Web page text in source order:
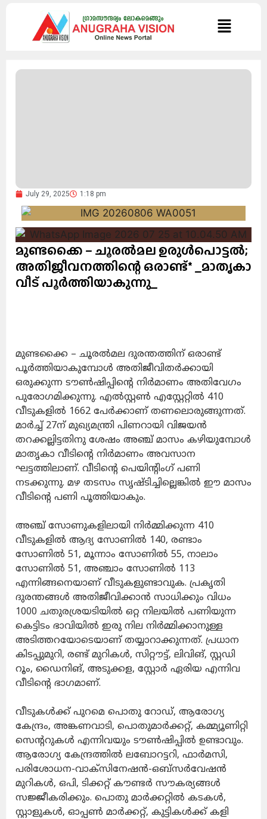
July 29, 2025 1:18 pm
മുണ്ടക്കൈ – ചൂരൽമല ഉരുൾപൊട്ടൽ;
അതിജീവനത്തിന്റെ ഒരാണ്ട്* _മാതൃകാ
വീട് പൂർത്തിയാകുന്നു_
മുണ്ടക്കൈ – ചൂരൽമല ദുരന്തത്തിന് ഒരാണ്ട്
പൂർത്തിയാകുമ്പോൾ അതിജീവിതർക്കായി
ഒരുക്കുന്ന ടൗൺഷിപ്പിന്റെ നിർമാണം അതിവേഗം
പുരോഗമിക്കുന്നു. എൽസ്റ്റൺ എസ്റ്റേറ്റിൽ 410
വീടുകളിൽ 1662 പേർക്കാണ് തണലൊരുങ്ങുന്നത്.
മാർച്ച് 27ന് മുഖ്യമന്ത്രി പിണറായി വിജയൻ
തറക്കല്ലിട്ടതിനു ശേഷം അഞ്ച് മാസം കഴിയുമ്പോൾ
മാതൃകാ വീടിന്റെ നിർമാണം അവസാന
ഘട്ടത്തിലാണ്. വീടിന്റെ പെയിന്റിംഗ് പണി
നടക്കുന്നു. മഴ തടസം സൃഷ്ടിച്ചില്ലെങ്കിൽ ഈ മാസം
വീടിന്റെ പണി പൂത്തിയാകും.
അഞ്ച് സോണുകളിലായി നിർമ്മിക്കുന്ന 410
വീടുകളിൽ ആദ്യ സോണിൽ 140, രണ്ടാം
സോണിൽ 51, മൂന്നാം സോണിൽ 55, നാലാം
സോണിൽ 51, അഞ്ചാം സോണിൽ 113
എന്നിങ്ങനെയാണ് വീടുകളുണ്ടാവുക. പ്രകൃതി
ദുരന്തങ്ങൾ അതിജീവിക്കാൻ സാധിക്കും വിധം
1000 ചതുരശ്രയടിയിൽ ഒറ്റ നിലയിൽ പണിയുന്ന
കെട്ടിടം ഭാവിയിൽ ഇരു നില നിർമ്മിക്കാനുള്ള
അടിത്തറയോടെയാണ് തയ്യാറാക്കുന്നത്. പ്രധാന
കിടപ്പുമുറി, രണ്ട് മുറികൾ, സിറ്റൗട്ട്, ലിവിങ്, സ്റ്റഡി
റൂം, ഡൈനിങ്, അടുക്കള, സ്റ്റോർ ഏരിയ എന്നിവ
വീടിന്റെ ഭാഗമാണ്.
വീടുകൾക്ക് പുറമെ പൊതു റോഡ്, ആരോഗ്യ
കേന്ദ്രം, അങ്കണവാടി, പൊതുമാർക്കറ്റ്, കമ്മ്യൂണിറ്റി
സെന്ററുകൾ എന്നിവയും ടൗൺഷിപ്പിൽ ഉണ്ടാവും.
ആരോഗ്യ കേന്ദ്രത്തിൽ ലബോറട്ടറി, ഫാർമസി,
പരിശോധന-വാക്‌സിനേഷൻ-ഒബ്‌സർവേഷൻ
മുറികൾ, ഒപി, ടിക്കറ്റ് കൗണ്ടർ സൗകര്യങ്ങൾ
സജ്ജീകരിക്കും. പൊതു മാർക്കറ്റിൽ കടകൾ,
സ്റ്റാളുകൾ, ഓപ്പൺ മാർക്കറ്റ്, കുട്ടികൾക്ക് കളി